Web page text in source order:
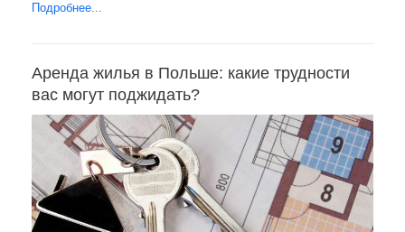
Подробнее...
Аренда жилья в Польше: какие трудности
вас могут поджидать?